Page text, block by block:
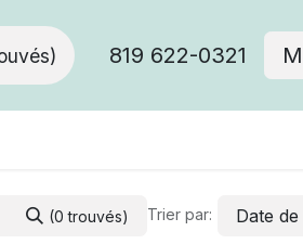
819 622-0321
(0 trouvés) Trier par: Date